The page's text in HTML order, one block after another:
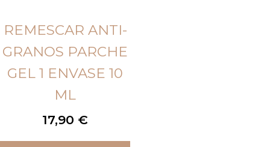
REMESCAR ANTI-
GRANOS PARCHE
GEL 1 ENVASE 10
ML
17,90 €